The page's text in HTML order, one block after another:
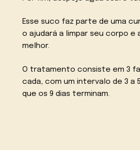
Esse suco faz parte de uma
o ajudará a limpar seu corpo e
melhor.
O tratamento consiste em 3
cada, com um intervalo de 3 a
que os 9 dias terminam.